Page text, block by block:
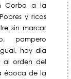
Corbo a la
y ricos
sin marcar
pampero
hoy día
al orden del
época de la